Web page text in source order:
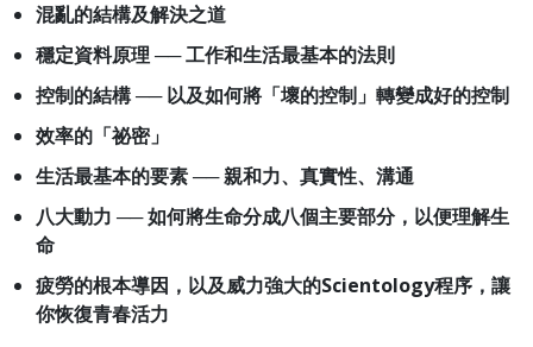
混亂的結構及解決之道
穩定資料原理 ── 工作和生活最基本的法則
控制的結構── 以及如何將「壞的控制」轉變成好的控制
效率的「祕密」
生活最基本的要素 ── 親和力、真實性、溝通
八大動力 ── 如何將生命分成八個主要部分，以便理解生
命
疲勞的根本導因，以及威力強大的Scientology程序，讓
你恢復青春活力